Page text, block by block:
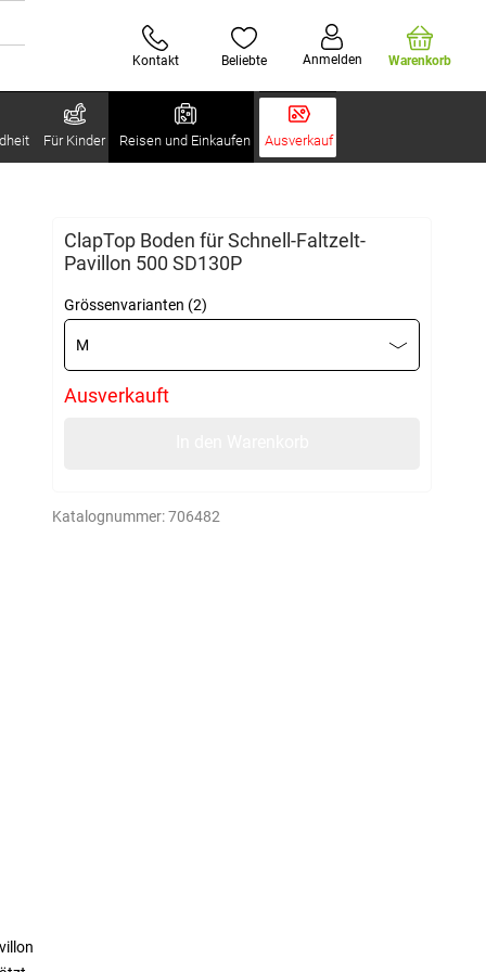
Kontakt Beliebte Anmelden Warenkorb
Für Kinder Reisen und Einkaufen Ausverkauf
ClapTop Boden für Schnell-Faltzelt-
Pavillon 500 SD130P
Grössenvarianten (2)
M
Ausverkauft
Katalognummer:706482